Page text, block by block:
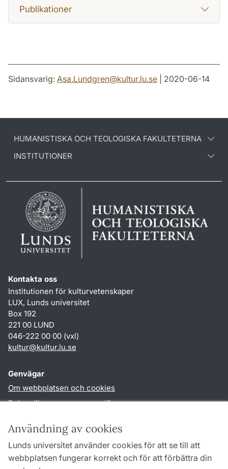
Användning av cookies
Lunds universitet använder cookies för att se till att
webbplatsen fungerar korrekt och för att förbättra din
Publikationer
Sidansvarig: Asa.Lundgren@kultur.lu.se | 2020-06-14
HUMANISTISKA OCH TEOLOGISKA FAKULTETERNA
INSTITUTIONER
Kontakta oss
Institutionen för kulturvetenskaper
LUX, Lunds universitet
Box 192
221 00 LUND
046-222 00 00 (vxl)
kultur@kultur.lu.se
Genvägar
Om webbplatsen och cookies
Behandling av personuppgifter
TYPO3-login
Följ oss i sociala medier